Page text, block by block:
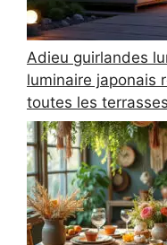
Adieu guirlandes
luminaire japonais
toutes les terrasses